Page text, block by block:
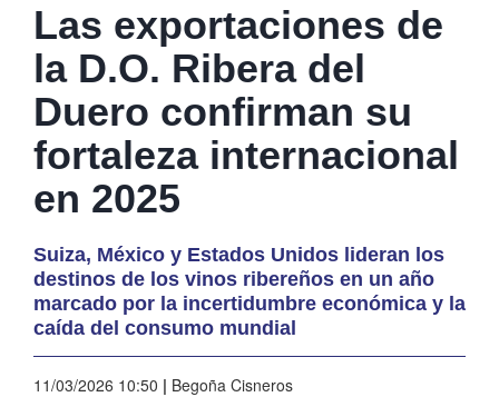
Las exportaciones de
la D.O. Ribera del
Duero confirman su
fortaleza internacional
en 2025
Suiza, México y Estados Unidos lideran los
destinos de los vinos ribereños en un año
marcado por la incertidumbre económica y la
caída del consumo mundial
11/03/2026 10:50 | Begoña Cisneros